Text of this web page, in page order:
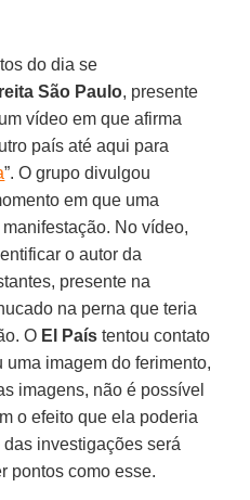
do dia se
São Paulo, presente
vídeo em que afirma
país até aqui para
”. O grupo divulgou
em que uma
No vídeo,
o autor da
presente na
na perna que teria
O El País tentou contato
imagem do ferimento,
imagens, não é possível
o efeito que ela poderia
investigações será
pontos como esse.